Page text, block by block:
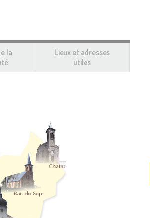
la
Lieux et adresses
utiles